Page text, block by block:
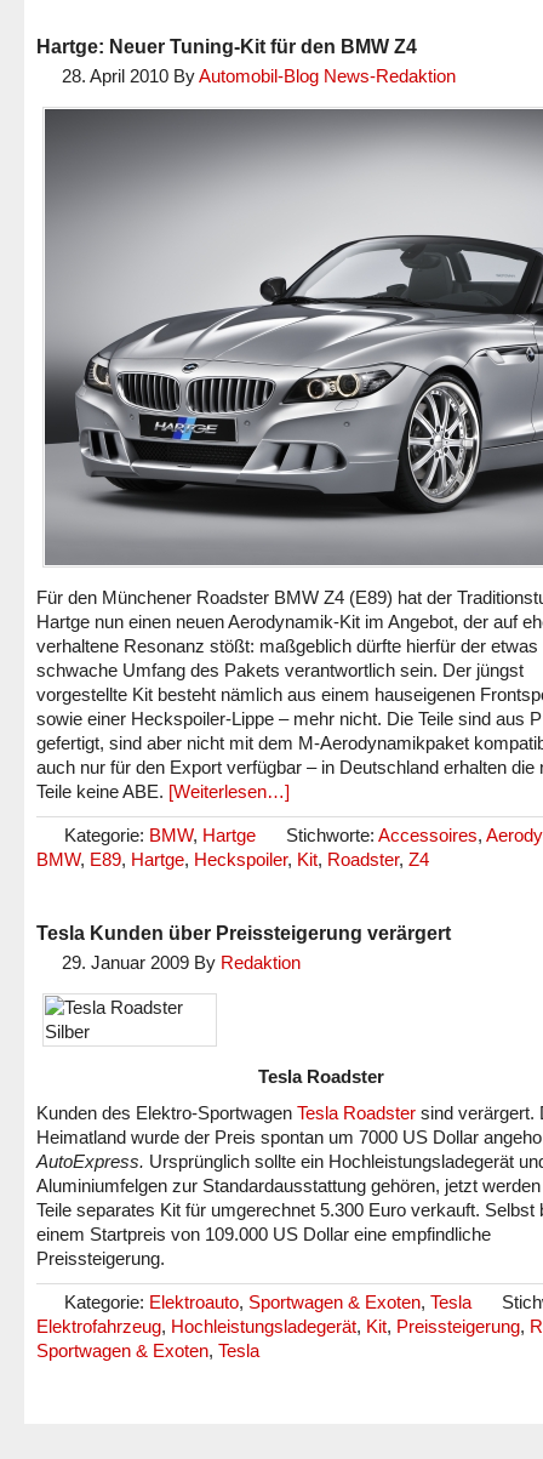
Hartge: Neuer Tuning-Kit für den BMW Z4
28. April 2010 ByAutomobil-Blog News-Redaktion
Für den Münchener Roadster BMW Z4 (E89) hat der
Hartge nun einen neuen Aerodynamik-Kit im Angebot, der auf
verhaltene Resonanz stößt: maßgeblich dürfte hierfür der etwas
schwache Umfang des Pakets verantwortlich sein. Der jüngst
vorgestellte Kit besteht nämlich aus einem hauseigenen
sowie einer Heckspoiler-Lippe – mehr nicht. Die Teile sind aus
gefertigt, sind aber nicht mit dem M-Aerodynamikpaket
auch nur für den Export verfügbar – in Deutschland erhalten die
Teile keine ABE. [Weiterlesen…]
Kategorie: BMW, Hartge Stichworte: Accessoires,
BMW, E89, Hartge, Heckspoiler, Kit, Roadster, Z4
Tesla Kunden über Preissteigerung verärgert
29. Januar 2009 By Redaktion
Tesla Roadster
Kunden des Elektro-Sportwagen Tesla Roadster sind verärgert.
Heimatland wurde der Preis spontan um 7000 US Dollar
AutoExpress. Ursprünglich sollte ein Hochleistungsladegerät
Aluminiumfelgen zur Standardausstattung gehören, jetzt
Teile separates Kit für umgerechnet 5.300 Euro verkauft. Selbst
einem Startpreis von 109.000 US Dollar eine empfindliche
Preissteigerung.
Kategorie: Elektroauto, Sportwagen & Exoten, Tesla
Elektrofahrzeug, Hochleistungsladegerät, Kit, Preissteigerung,
Sportwagen & Exoten, Tesla